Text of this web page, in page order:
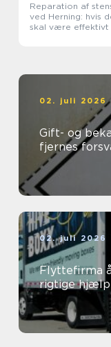
Reparation af
ved Herning: hvis
skal være effektivt
02. juli 2026
Gift- og
fjernes
02. juli 2026
Flyttefirma århus sådan
rigtige